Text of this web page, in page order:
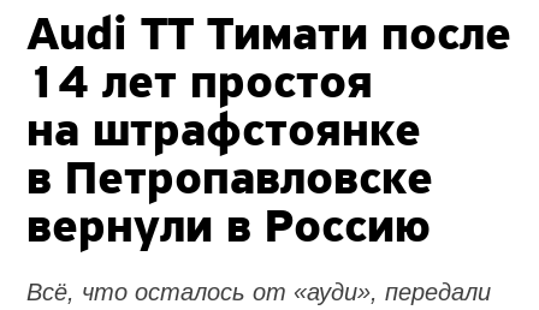
Audi TT Тимати после
14 лет простоя
на штрафстоянке
в Петропавловске
вернули в Россию
Всё, что осталось от «ауди», передали